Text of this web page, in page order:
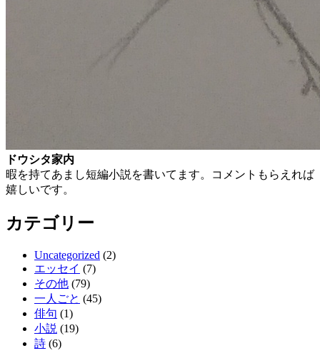
ドウシタ家内
暇を持てあまし短編小説を書いてます。コメントもらえれば
嬉しいです。
カテゴリー
Uncategorized (2)
エッセイ (7)
その他 (79)
一人ごと (45)
俳句 (1)
小説 (19)
詩 (6)